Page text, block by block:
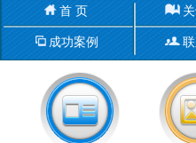
首 页
成功案例